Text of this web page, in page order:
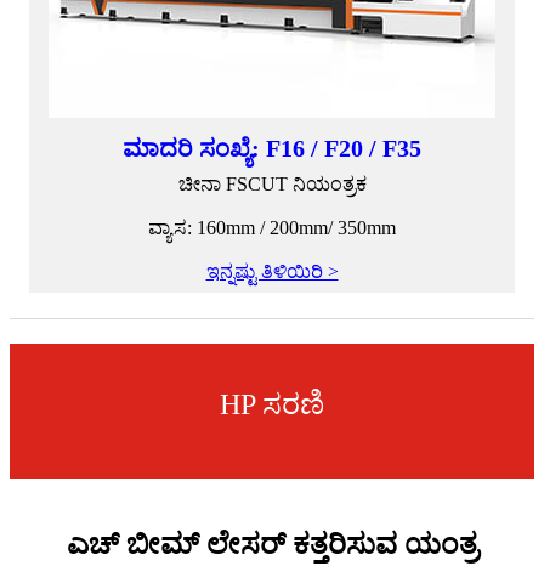
ಮಾದರಿ ಸಂಖ್ಯೆ: F16 / F20 / F35
ಚೀನಾ FSCUT ನಿಯಂತ್ರಕ
ವ್ಯಾಸ: 160mm / 200mm/ 350mm
ಇನ್ನಷ್ಟು ತಿಳಿಯಿರಿ >
HP ಸರಣಿ
ಎಚ್ ಬೀಮ್ ಲೇಸರ್ ಕತ್ತರಿಸುವ ಯಂತ್ರ